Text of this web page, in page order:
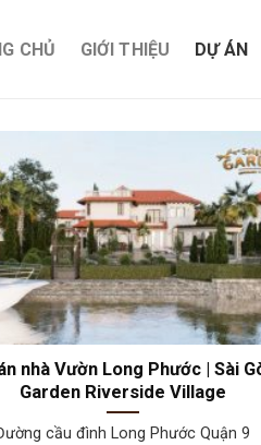
CHỦ GIỚI THIỆU DỰ ÁN
nhà Vườn Long Phước | Sài
Garden Riverside Village
cầu đình Long Phước Quận 9